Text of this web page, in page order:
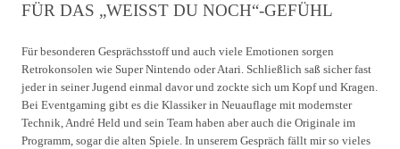
FÜR DAS „WEISST DU NOCH“-GEFÜHL
Für besonderen Gesprächsstoff und auch viele Emotionen sorgen
Retrokonsolen wie Super Nintendo oder Atari. Schließlich saß sicher fast
jeder in seiner Jugend einmal davor und zockte sich um Kopf und Kragen.
Bei Eventgaming gibt es die Klassiker in Neuauflage mit modernster
Technik, André Held und sein Team haben aber auch die Originale im
Programm, sogar die alten Spiele. In unserem Gespräch fällt mir so vieles